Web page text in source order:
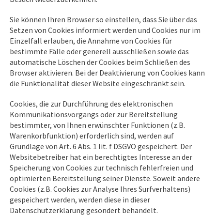
Sie können Ihren Browser so einstellen, dass Sie über das
Setzen von Cookies informiert werden und Cookies nur im
Einzelfall erlauben, die Annahme von Cookies für
bestimmte Fälle oder generell ausschließen sowie das
automatische Löschen der Cookies beim Schließen des
Browser aktivieren. Bei der Deaktivierung von Cookies kann
die Funktionalität dieser Website eingeschränkt sein.
Cookies, die zur Durchführung des elektronischen
Kommunikationsvorgangs oder zur Bereitstellung
bestimmter, von Ihnen erwünschter Funktionen (z.B.
Warenkorbfunktion) erforderlich sind, werden auf
Grundlage von Art. 6 Abs. 1 lit. f DSGVO gespeichert. Der
Websitebetreiber hat ein berechtigtes Interesse an der
Speicherung von Cookies zur technisch fehlerfreien und
optimierten Bereitstellung seiner Dienste. Soweit andere
Cookies (z.B. Cookies zur Analyse Ihres Surfverhaltens)
gespeichert werden, werden diese in dieser
Datenschutzerklärung gesondert behandelt.